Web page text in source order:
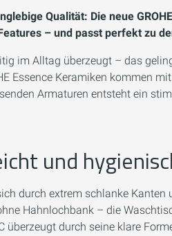
Qualität: Die neue
– und passt perfekt zu
im Alltag überzeugt – das
Essence Keramiken kommen
Armaturen entsteht ein
und
durch extrem schlanke
Hahnlochbank – die
überzeugt durch seine klare